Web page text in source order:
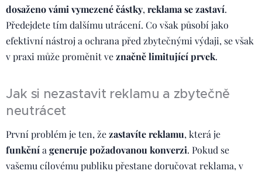
dosaženo vámi vymezené částky, reklama se zastaví.
Předejdete tím dalšímu utrácení. Co však působí jako
efektivní nástroj a ochrana před zbytečnými výdaji, se však
v praxi může proměnit veznačně limitující prvek.
Jak si nezastavit reklamu a zbytečně
neutrácet
První problém je ten, žezastavíte reklamu, která je
funkčnía generujepožadovanou konverzi. Pokud se
vašemu cílovému publiku přestane doručovat reklama, v